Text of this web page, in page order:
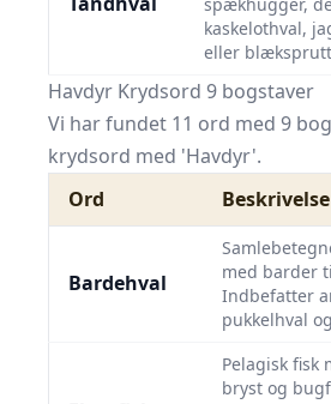
kaskelothval,
eller
Havdyr Krydsord 9 bogstaver
Vi har fundet 11 ord med 9
krydsord med 'Havdyr'.
Ord
Beskrivelse
Bardehval
med barder
Indbefatter
pukkelhval
Pelagisk fisk
bryst­ og